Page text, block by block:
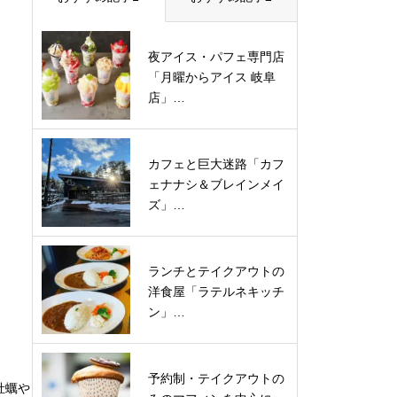
蠣や
夜アイス・パフェ専門店
「月曜からアイス 岐阜
店」…
カフェと巨大迷路「カフ
ェナナシ＆ブレインメイ
ズ」…
ランチとテイクアウトの
洋食屋「ラテルネキッチ
ン」…
予約制・テイクアウトの